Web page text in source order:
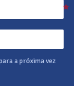
a próxima vez